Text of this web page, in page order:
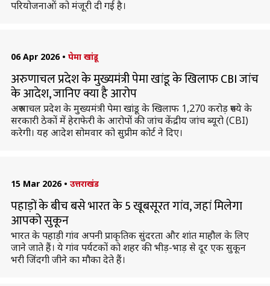
परियोजनाओं को मंजूरी दी गई है।
06 Apr 2026 • पेमा खांडू
अरुणाचल प्रदेश के मुख्यमंत्री पेमा खांडू के खिलाफ CBI जांच
के आदेश, जानिए क्या है आरोप
अरुणाचल प्रदेश के मुख्यमंत्री पेमा खांडू के खिलाफ 1,270 करोड़ रुपये के
सरकारी ठेकों में हेराफेरी के आरोपों की जांच केंद्रीय जांच ब्यूरो (CBI)
करेगी। यह आदेश सोमवार को सुप्रीम कोर्ट ने दिए।
15 Mar 2026 • उत्तराखंड
पहाड़ों के बीच बसे भारत के 5 खूबसूरत गांव, जहां मिलेगा
आपको सुकून
भारत के पहाड़ी गांव अपनी प्राकृतिक सुंदरता और शांत माहौल के लिए
जाने जाते हैं। ये गांव पर्यटकों को शहर की भीड़-भाड़ से दूर एक सुकून
भरी जिंदगी जीने का मौका देते हैं।